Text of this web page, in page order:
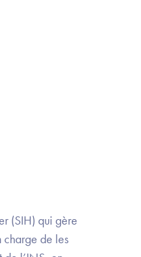
(SIH) qui gère
charge de les